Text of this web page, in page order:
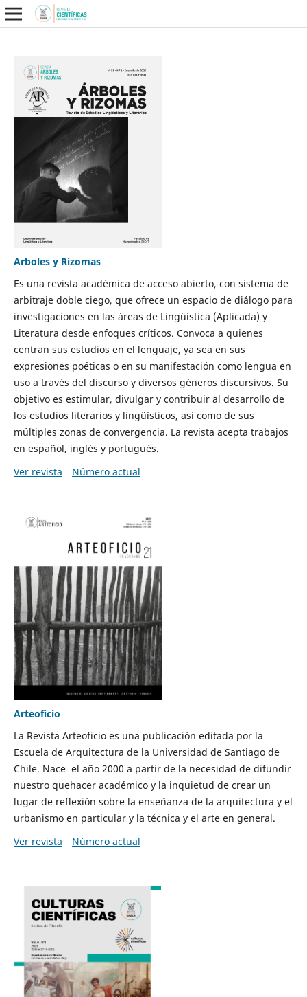
Arboles y Rizomas
Es una revista académica de acceso abierto, con sistema de
arbitraje doble ciego, que ofrece un espacio de diálogo para
investigaciones en las áreas de Lingüística (Aplicada) y
Literatura desde enfoques críticos. Convoca a quienes
centran sus estudios en el lenguaje, ya sea en sus
expresiones poéticas o en su manifestación como lengua en
uso a través del discurso y diversos géneros discursivos. Su
objetivo es estimular, divulgar y contribuir al desarrollo de
los estudios literarios y lingüísticos, así como de sus
múltiples zonas de convergencia. La revista acepta trabajos
en español, inglés y portugués.
Ver revista
Número actual
Arteoficio
La Revista Arteoficio es una publicación editada por la
Escuela de Arquitectura de la Universidad de Santiago de
Chile. Nace el año 2000 a partir de la necesidad de difundir
nuestro quehacer académico y la inquietud de crear un
lugar de reflexión sobre la enseñanza de la arquitectura y el
urbanismo en particular y la técnica y el arte en general.
Ver revista
Número actual